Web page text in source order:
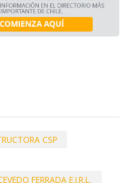
CSP
FERRADA E.I.R.L.